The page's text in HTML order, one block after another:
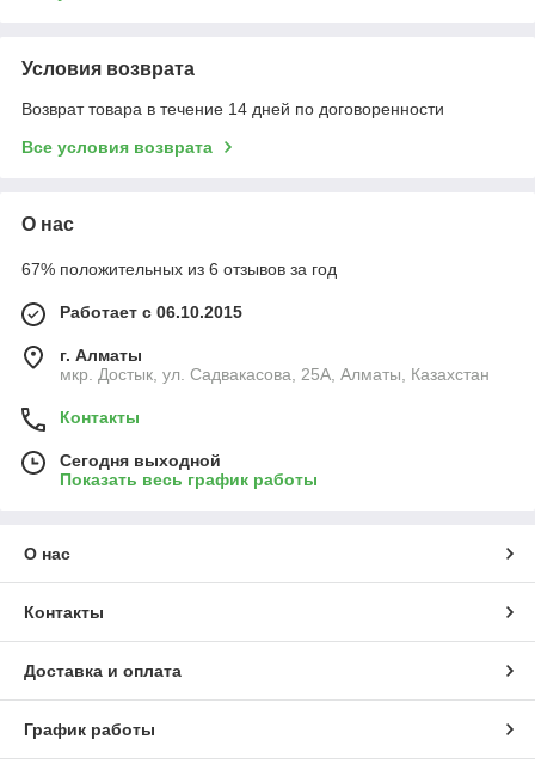
Условия возврата
Возврат товара в течение 14 дней по договоренности
Все условия возврата
О нас
67% положительных из 6 отзывов за год
Работает с 06.10.2015
г. Алматы
мкр. Достык, ул. Садвакасова, 25А, Алматы, Казахстан
Контакты
Сегодня выходной
Показать весь график работы
О нас
Контакты
Доставка и оплата
График работы